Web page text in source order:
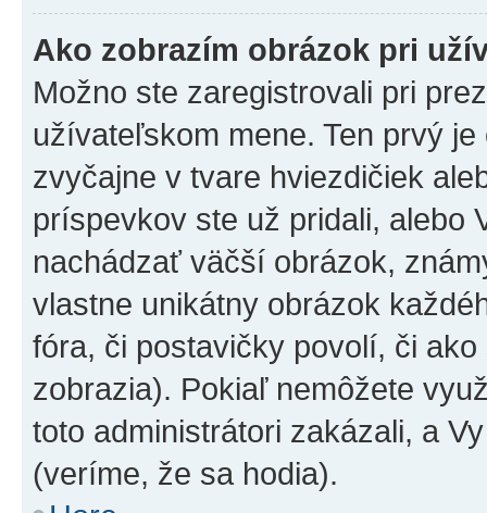
Ako zobrazím obrázok pri
Možno ste zaregistrovali pri
užívateľskom mene. Ten prvý
zvyčajne v tvare hviezdičiek
príspevkov ste už pridali, alebo
nachádzať väčší obrázok,
vlastne unikátny obrázok
fóra, či postavičky povolí, či
zobrazia). Pokiaľ nemôžete
toto administrátori zakázali, a
(veríme, že sa hodia).